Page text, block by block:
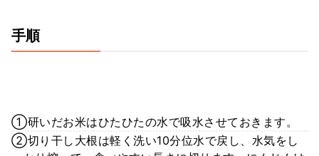
手順
①研いだお米はひたひたの水で吸水させておきます。
②切り干し大根は軽く洗い10分位水で戻し、水気をし